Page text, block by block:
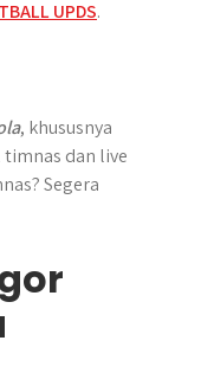
UPDS.
, khususnya
timnas dan live
Segera